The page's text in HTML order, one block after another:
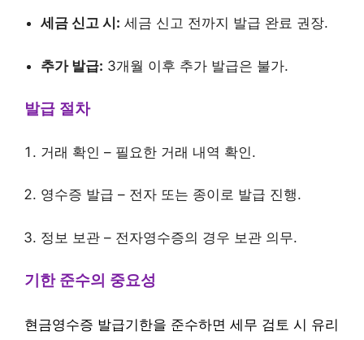
세금 신고 시: 세금 신고 전까지 발급 완료 권장.
추가 발급: 3개월 이후 추가 발급은 불가.
발급 절차
거래 확인 – 필요한 거래 내역 확인.
영수증 발급 – 전자 또는 종이로 발급 진행.
정보 보관 – 전자영수증의 경우 보관 의무.
기한 준수의 중요성
현금영수증 발급기한을 준수하면 세무 검토 시 유리